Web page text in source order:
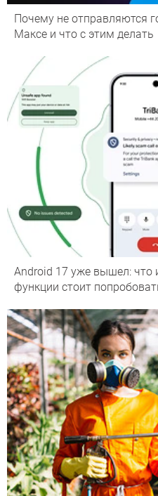
Почему не отправляются
Максе и что с этим делать
Android 17 уже вышел: что
функции стоит